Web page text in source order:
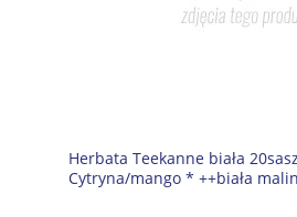
Herbata Teekanne biała
Cytryna/mango * ++biała